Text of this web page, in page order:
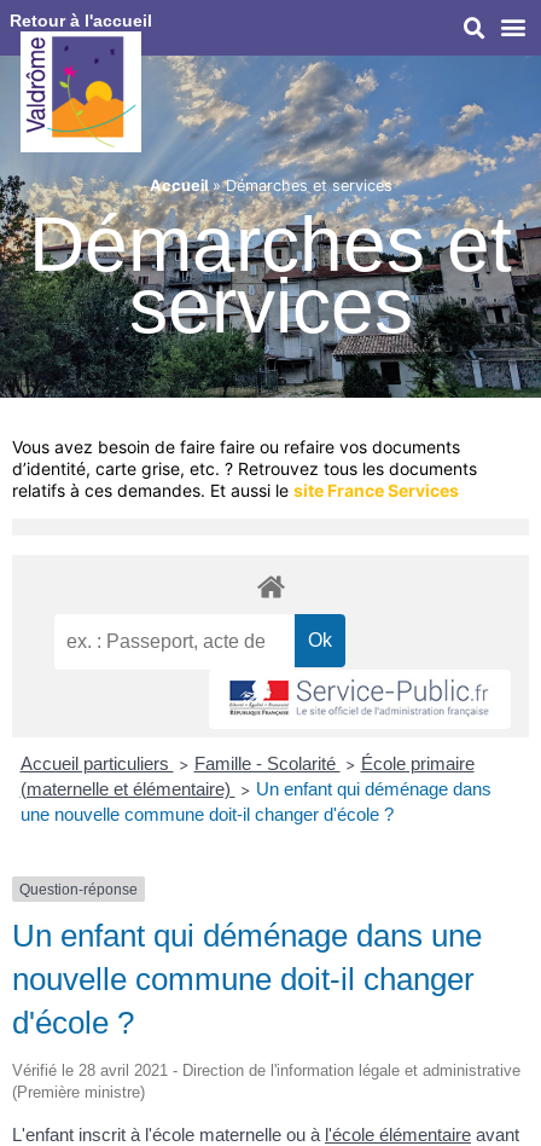
Retour à l'accueil
Accueil»Démarches et services
Démarches et
services
Vous avez besoin de faire faire ou refaire vos documents
d’identité, carte grise, etc. ? Retrouvez tous les documents
relatifs à ces demandes. Et aussi le site France Services
Accueil particuliers > Famille - Scolarité > École primaire
(maternelle et élémentaire)
> Un enfant qui déménage dans
une nouvelle commune doit-il changer d'école ?
Question-réponse
Un enfant qui déménage dans une
nouvelle commune doit-il changer
d'école ?
Vérifié le 28 avril 2021 - Direction de l'information légale et administrative
(Première ministre)
L'enfant inscrit à l'école maternelle ou à l'école élémentaire avant